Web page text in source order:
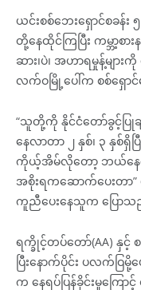
ယင်းစစ်ဘေးရှောင်စခန်း
တို့နေထိုင်ကြပြီး ကမ္ဘာ့စ
ဆား၊ပဲ၊ အဟာရမှုန့်မျ
လက်ဝမြို့ပေါ်က စစ်ရှော
“သူတို့ကို နိုင်ငံတော်ခွင့်ပြု
နေလာတာ ၂ နှစ်၊ ၃ နှစ်
ကိုယ့်အိမ်လိုတော့ ဘယ်နေ
အစိုးရကဆောက်ပေးတာ”
ကူညီပေးနေသူက ပြောသ
ရက္ခိုင့်တပ်တော်(AA) နှ
ပြီးနောက်ပိုင်း ပလက်ဝြ
က နေရပ်ပြန်ခိုင်းမှုကြေ